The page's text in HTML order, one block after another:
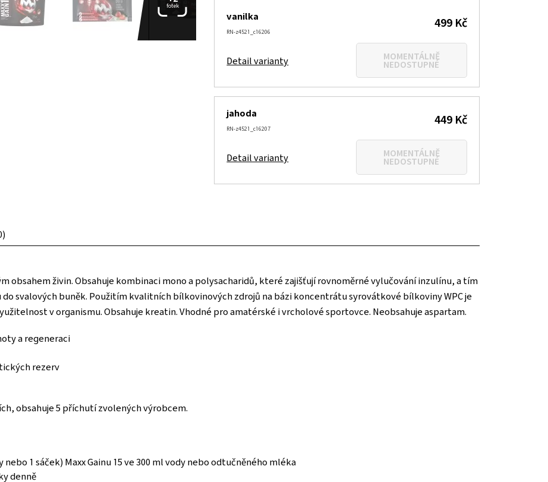
fotek
vanilka
RN-z4521_c16206
499 Kč
Detail varianty
MOMENTÁLNĚ
NEDOSTUPNÉ
jahoda
RN-z4521_c16207
449 Kč
Detail varianty
MOMENTÁLNĚ
NEDOSTUPNÉ
obsahem živin. Obsahuje kombinaci mono a polysacharidů, které zajišťují rovnoměrné vylučování inzulínu, a tím
svalových buněk. Použitím kvalitních bílkovinových zdrojů na bázi koncentrátu syrovátkové bílkoviny WPC je
v organismu. Obsahuje kreatin. Vhodné pro amatérské i vrcholové sportovce. Neobsahuje aspartam.
a regeneraci
rezerv
obsahuje 5 příchutí zvolených výrobcem.
1 sáček) Maxx Gainu 15 ve 300 ml vody nebo odtučněného mléka
denně